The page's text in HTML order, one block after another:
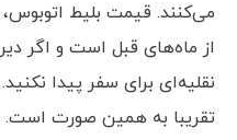
می‌کنند. قیمت بلیط اتوبوس،
از ماه‌های قبل است و اگر
نقلیه‌ای برای سفر پیدا
تقریبا به همین صورت است.